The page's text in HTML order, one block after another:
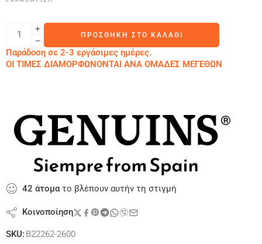
ΠΡΟΣΘΉΚΗ ΣΤΟ ΚΑΛΆΘΙ
Παράδοση σε 2-3 εργάσιμες ημέρες.
ΟΙ ΤΙΜΕΣ ΔΙΑΜΟΡΦΩΝΟΝΤΑΙ ΑΝΑ ΟΜΑΔΕΣ ΜΕΓΕΘΩΝ
42 άτοματο βλέπουν αυτήν τη στιγμή
Κοινοποίηση
SKU: B22262-2600